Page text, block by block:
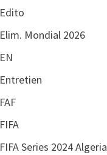
Edito
Elim. Mondial 2026
EN
Entretien
FAF
FIFA
FIFA Series 2024 Algeria